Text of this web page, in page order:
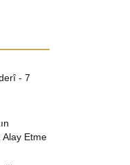
- 7
Alay Etme